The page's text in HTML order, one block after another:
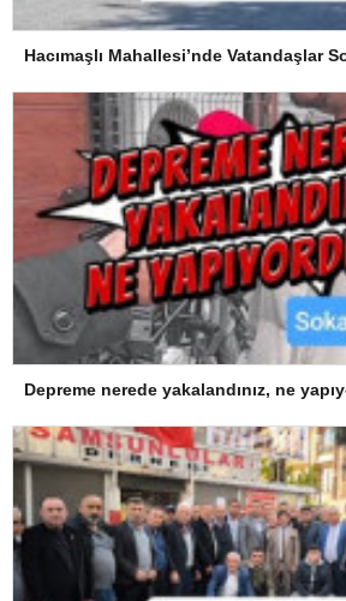
Depreme nerede yakalandınız, ne